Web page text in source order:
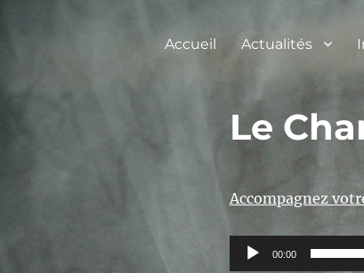
Accueil Actualités
Le
Accompagnez
Lecteur00:00